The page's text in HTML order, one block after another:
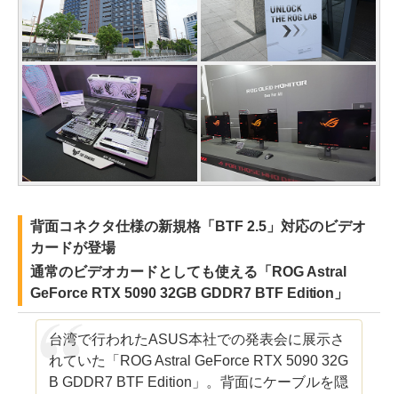
背面コネクタ仕様の新規格「BTF 2.5」対応のビデオ
カードが登場
通常のビデオカードとしても使える「ROG Astral
GeForce RTX 5090 32GB GDDR7 BTF Edition」
台湾で行われたASUS本社での発表会に展示さ
れていた「ROG Astral GeForce RTX 5090 32G
B GDDR7 BTF Edition」。背面にケーブルを隠